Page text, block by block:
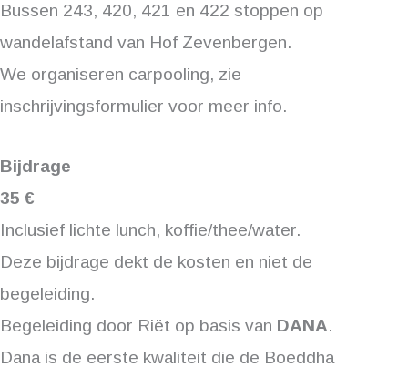
Bussen 243, 420, 421 en 422 stoppen op
wandelafstand van Hof Zevenbergen.
We organiseren carpooling, zie
inschrijvingsformulier voor meer info.
Bijdrage
35 €
Inclusief lichte lunch, koffie/thee/water.
Deze bijdrage dekt de kosten en niet de
begeleiding.
Begeleiding door Riët op basis van DANA.
Dana is de eerste kwaliteit die de Boeddha